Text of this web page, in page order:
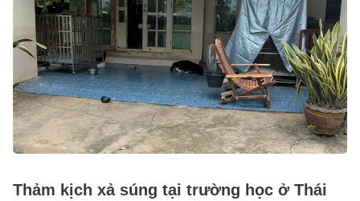
Thảm kịch xả súng tại trường học ở Thái